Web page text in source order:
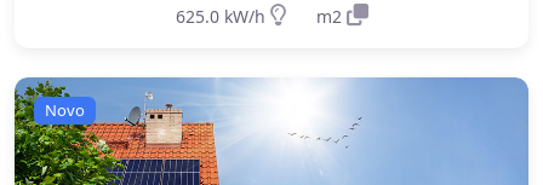
625.0 kW/h m2
Novo